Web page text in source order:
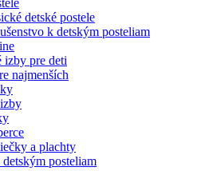
detské postele
k detským posteliam
izby pre deti
najmenších
a plachty
posteliam